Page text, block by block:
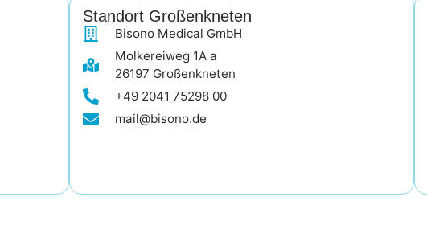
Standort Großenkneten
Bisono Medical GmbH
Molkereiweg 1A a
26197 Großenkneten
+49 2041 75298 00
mail@bisono.de